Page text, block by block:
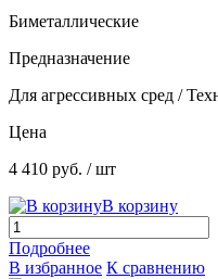
Биметаллические
Предназначение
Для агрессивных сред /
Цена
4 410 руб. / шт
В корзину
Подробнее
В избранное К сравнению